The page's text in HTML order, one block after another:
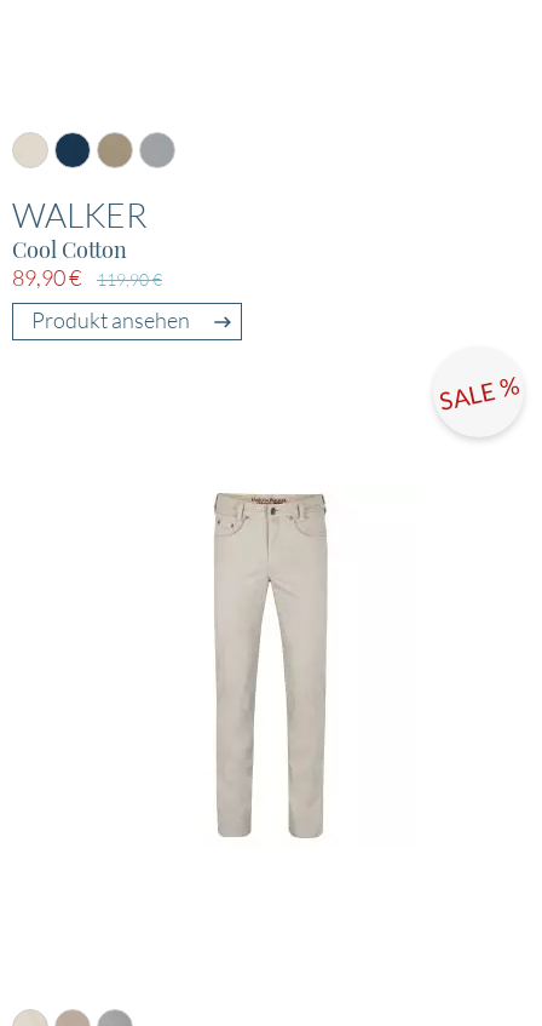
WALKER
Cool Cotton
89,90 € 119,90 €
Produkt ansehen
SALE %